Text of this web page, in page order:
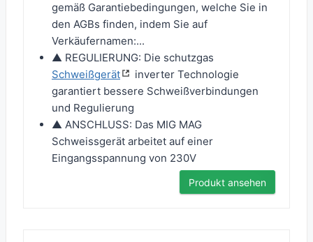
gemäß Garantiebedingungen, welche Sie in
den AGBs finden, indem Sie auf
Verkäufernamen:...
▲ REGULIERUNG: Die schutzgas
Schweißgerät
inverter Technologie
garantiert bessere Schweißverbindungen
und Regulierung
▲ ANSCHLUSS: Das MIG MAG
Schweissgerät arbeitet auf einer
Eingangsspannung von 230V
Produkt ansehen